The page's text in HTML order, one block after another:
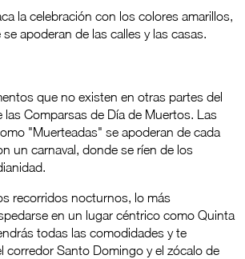
la celebración con los colores amarillos,
apoderan de las calles y las casas.
que no existen en otras partes del
las Comparsas de Día de Muertos. Las
"Muerteadas" se apoderan de cada
un carnaval, donde se ríen de los
recorridos nocturnos, lo más
en un lugar céntrico como Quinta
todas las comodidades y te
corredor Santo Domingo y el zócalo de